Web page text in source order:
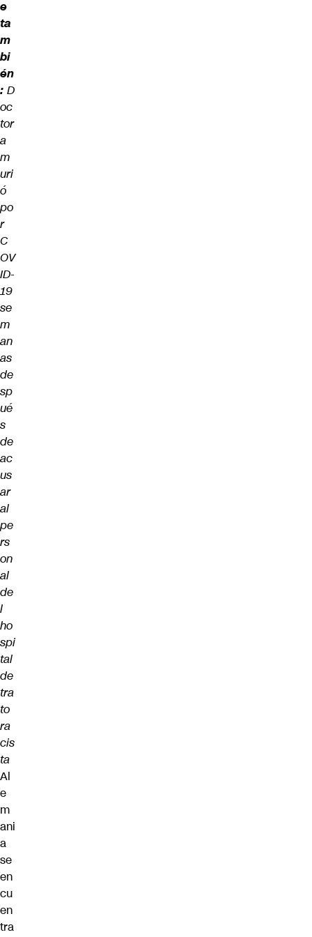
e
ta
m
bi
én
: D
oc
tor
a
m
uri
ó
po
r
C
OV
ID-
19
se
m
an
as
de
sp
ué
s
de
ac
us
ar
al
pe
rs
on
al
de
l
ho
spi
tal
de
tra
to
ra
cis
ta
Al
e
m
ani
a
se
en
cu
en
tra